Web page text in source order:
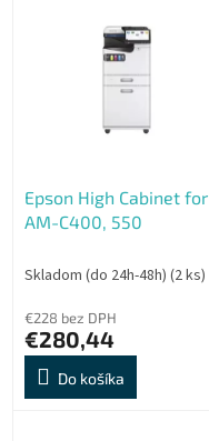
Epson High Cabinet for
AM-C400, 550
Skladom (do 24h-48h) (2 ks)
€228 bez DPH
€280,44
Do košíka